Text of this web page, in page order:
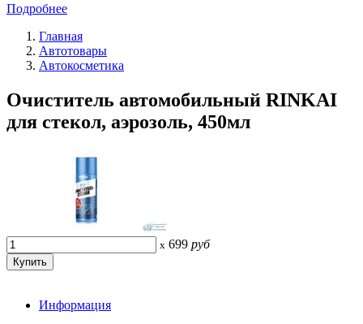
Подробнее
Главная
Автотовары
Автокосметика
Очиститель автомобильный RINKAI
для стекол, аэрозоль, 450мл
x 699 руб
Информация